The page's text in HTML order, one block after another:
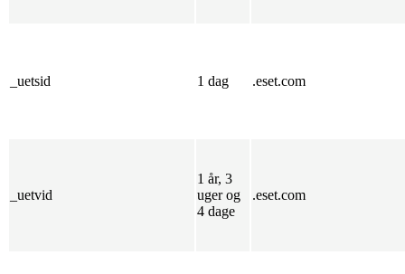
_uetsid 1 dag .eset.com
_uetvid
1 år, 3
uger og
4 dage
.eset.com